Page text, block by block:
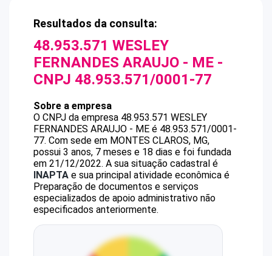
Resultados da consulta:
48.953.571 WESLEY
FERNANDES ARAUJO - ME -
CNPJ 48.953.571/0001-77
Sobre a empresa
O CNPJ da empresa 48.953.571 WESLEY
FERNANDES ARAUJO - ME é 48.953.571/0001-
77. Com sede em MONTES CLAROS, MG,
possui 3 anos, 7 meses e 18 dias e foi fundada
em 21/12/2022. A sua situação cadastral é
INAPTA e sua principal atividade econômica é
Preparação de documentos e serviços
especializados de apoio administrativo não
especificados anteriormente.